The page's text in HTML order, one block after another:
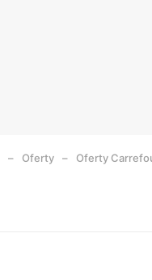
Oferty Oferty